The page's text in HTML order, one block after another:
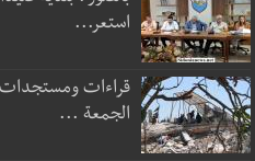
استعر...
قراءات ومستجدات
الجمعة ...